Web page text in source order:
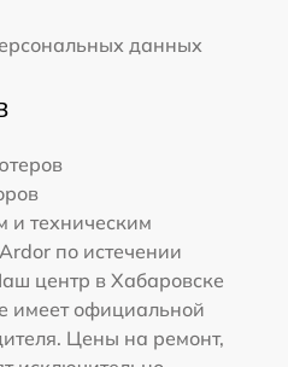
данных
и техническим
по истечении
центр в Хабаровске
имеет официальной
Цены на ремонт,